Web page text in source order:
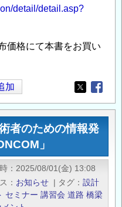
detail/detail.asp?
価格にて本書をお買い
加
Opens in
者のための情報発
」
2025/08/01(金) 13:08
お知らせ | タグ
設計
セミナー 講習会 道路 橋梁